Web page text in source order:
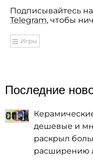
Подписывайтесь
Telegram, чтобы
Игры
Последние
дешевые и
раскрыл
расширению